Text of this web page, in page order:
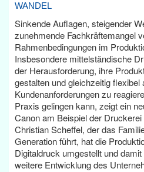
WANDEL
Sinkende Auflagen, steigender
zunehmende Fachkräftemangel
Rahmenbedingungen im
Insbesondere mittelständische
der Herausforderung, ihre
gestalten und gleichzeitig flexibel
Kundenanforderungen zu
Praxis gelingen kann, zeigt ein
Canon am Beispiel der
Christian Scheffel, der das
Generation führt, hat die
Digitaldruck umgestellt und
weitere Entwicklung des